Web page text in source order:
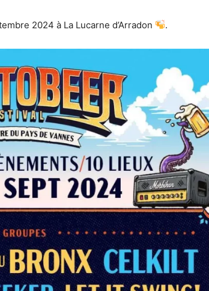
2024 à La Lucarne d’Arradon .